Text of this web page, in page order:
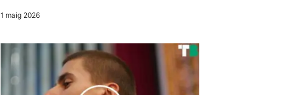
1 maig 2026